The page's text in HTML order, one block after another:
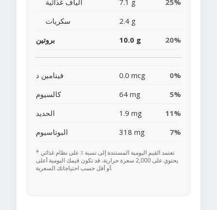
ألياف غذائية 7.1 g
25%
سكريات
2.4 g
بروتين
10.0 g 20%
فيتامين د 0.0 mcg
0%
كالسيوم
64 mg
5%
الحديد
1.9 mg
11%
البوتاسيوم
318 mg 7%
* تعتمد القيم اليومية المستندة إلى نسبة ٪ على نظام غذائي
يحتوي على 2,000 سعرة حرارية. قد تكون قيمك اليومية أعلى
أو أقل حسب احتياجاتك السعرية.